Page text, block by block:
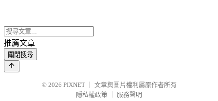
推薦文章
關閉搜尋
© 2026 PIXNET
文章與圖片權利屬原作者所有
隱私權政策
服務聲明